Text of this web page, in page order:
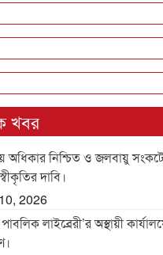
খবর
অধিকার নিশ্চিত ও জলবায়ু
দাবি।
2026
লাইব্রেরী’র অস্থায়ী